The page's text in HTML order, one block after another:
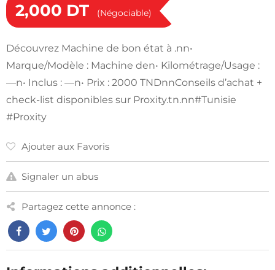
2,000 DT (Négociable)
Découvrez Machine de bon état à .nn•
Marque/Modèle : Machine den• Kilométrage/Usage :
—n• Inclus : —n• Prix : 2000 TNDnnConseils d’achat +
check-list disponibles sur Proxity.tn.nn#Tunisie
#Proxity
Ajouter aux Favoris
Signaler un abus
Partagez cette annonce :